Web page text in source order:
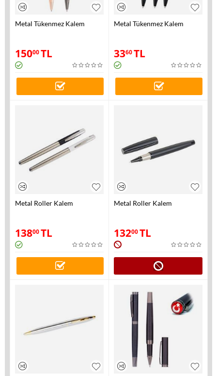
Metal Tükenmez Kalem
15000TL
Metal Tükenmez Kalem
3360TL
Metal Roller Kalem
13800TL
Metal Roller Kalem
13200TL